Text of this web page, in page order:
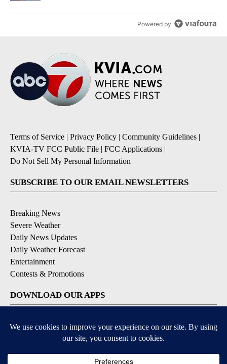
Powered by
Terms of Service | Privacy Policy | Community Guidelines |
KVIA-TV FCC Public File | FCC Applications |
Do Not Sell My Personal Information
SUBSCRIBE TO OUR EMAIL NEWSLETTERS
Breaking News
Severe Weather
Daily News Updates
Daily Weather Forecast
Entertainment
Contests & Promotions
DOWNLOAD OUR APPS
Available for iOS and Android